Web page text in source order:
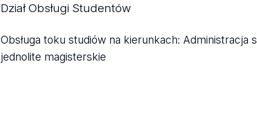
Dział Obsługi Studentów
Obsługa toku studiów na kierunkach: Administracja
jednolite magisterskie